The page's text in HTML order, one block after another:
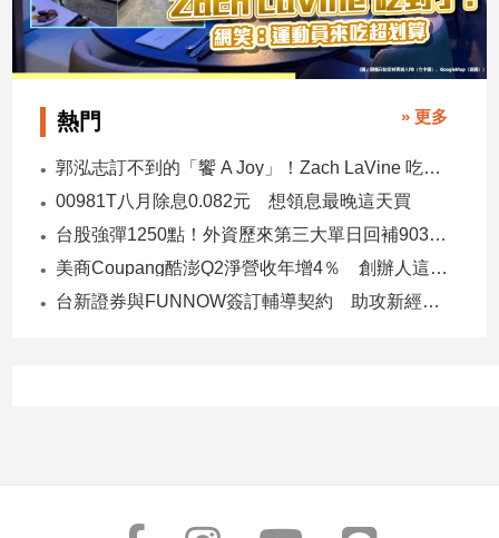
流
行/
時
尚
星
建
熱門 » 更多
郭泓志訂不到的「饗 A Joy」！Zach LaVine 吃到了！ 網笑：運動員來吃超划算
00981T八月除息0.082元 想領息最晚這天買
台股強彈1250點！外資歷來第三大單日回補903億 ETF反彈
美商Coupang酷澎Q2淨營收年增4％ 創辦人這樣看台灣市場！
台新證券與FUNNOW簽訂輔導契約 助攻新經濟企業上市櫃